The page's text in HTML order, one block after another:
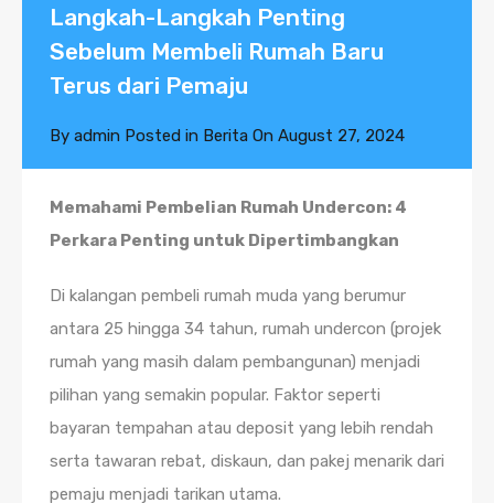
Langkah-Langkah Penting
Sebelum Membeli Rumah Baru
Terus dari Pemaju
By admin Posted in Berita On August 27, 2024
Memahami Pembelian Rumah Undercon: 4
Perkara Penting untuk Dipertimbangkan
Di kalangan pembeli rumah muda yang berumur
antara 25 hingga 34 tahun, rumah undercon (projek
rumah yang masih dalam pembangunan) menjadi
pilihan yang semakin popular. Faktor seperti
bayaran tempahan atau deposit yang lebih rendah
serta tawaran rebat, diskaun, dan pakej menarik dari
pemaju menjadi tarikan utama.